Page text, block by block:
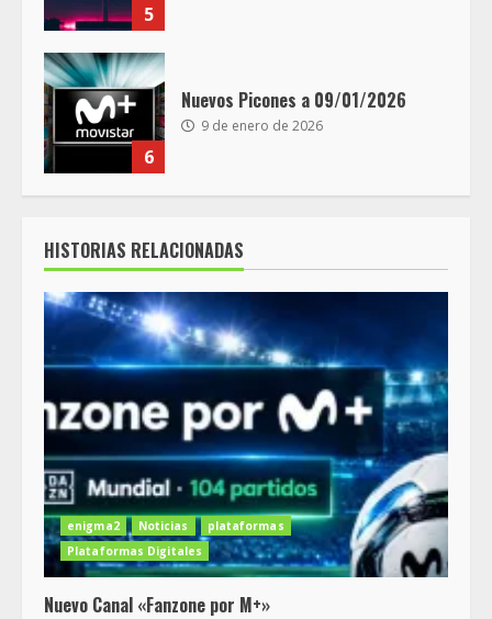
5
6
Nuevos Picones a 09/01/2026
9 de enero de 2026
HISTORIAS RELACIONADAS
enigma2 Noticias
plataformas
Plataformas Digitales
Nuevo Canal «Fanzone por M+»